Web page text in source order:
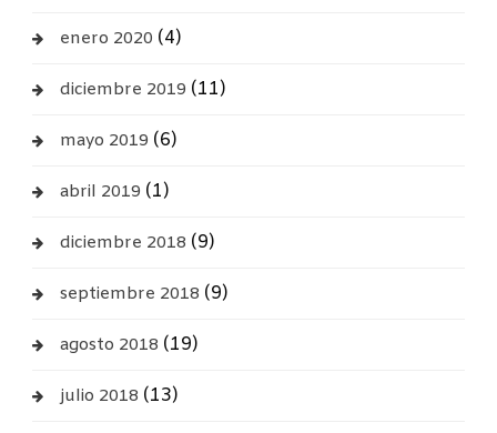
enero 2020 (4)
diciembre 2019 (11)
mayo 2019 (6)
abril 2019 (1)
diciembre 2018 (9)
septiembre 2018 (9)
agosto 2018 (19)
julio 2018 (13)